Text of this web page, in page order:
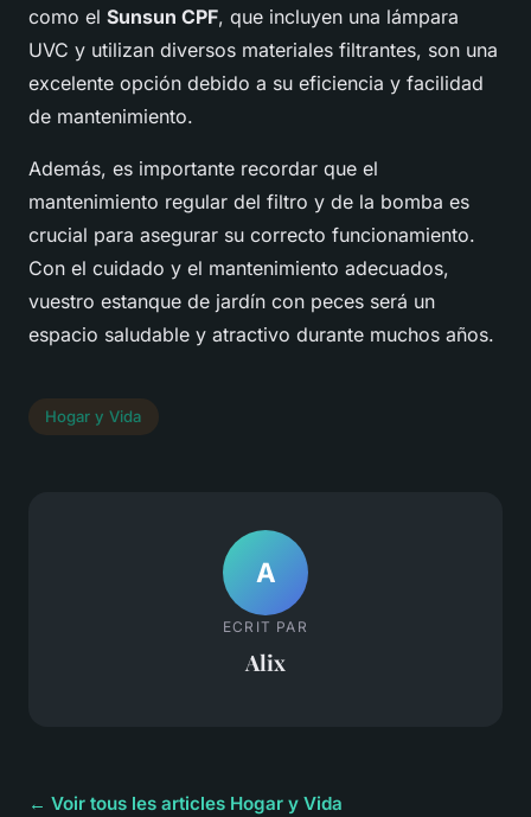
como el Sunsun CPF, que incluyen una lámpara
UVC y utilizan diversos materiales filtrantes, son una
excelente opción debido a su eficiencia y facilidad
de mantenimiento.
Además, es importante recordar que el
mantenimiento regular del filtro y de la bomba es
crucial para asegurar su correcto funcionamiento.
Con el cuidado y el mantenimiento adecuados,
vuestro estanque de jardín con peces será un
espacio saludable y atractivo durante muchos años.
Hogar y Vida
A
ECRIT PAR
Alix
← Voir tous les articles Hogar y Vida